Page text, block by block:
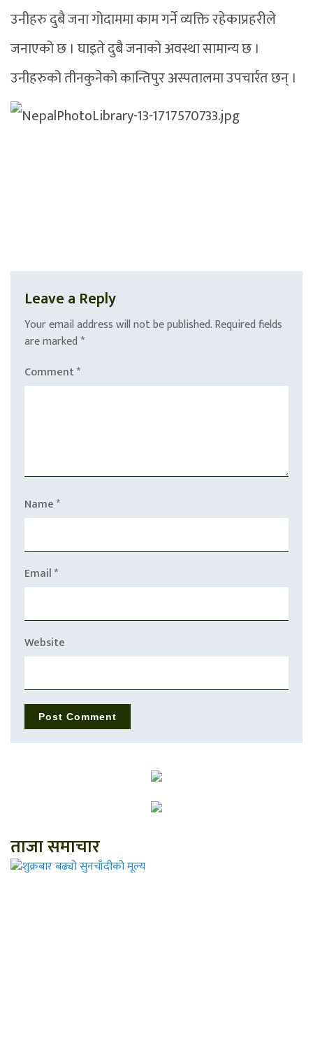
उनीहरु दुबै जना गोदाममा काम गर्ने व्यक्ति रहेकाप्रहरीले
जनाएको छ । घाइते दुबै जनाको अवस्था सामान्य छ ।
उनीहरुको तीनकुनेको कान्तिपुर अस्पतालमा उपचार्रत छन् ।
Leave a Reply
Your email address will not be published.Required fields
are marked *
Comment*
Name*
Email*
Website
ताजा समाचार